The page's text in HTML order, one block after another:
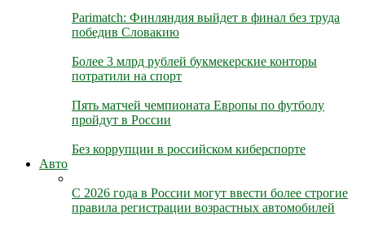
Parimatch: Финляндия выйдет в финал без труда
победив Словакию
Более 3 млрд рублей букмекерские конторы
потратили на спорт
Пять матчей чемпионата Европы по футболу
пройдут в России
Без коррупции в российском киберспорте
Авто
С 2026 года в России могут ввести более строгие
правила регистрации возрастных автомобилей